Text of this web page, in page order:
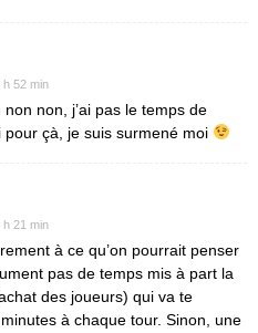
h 52 min
non, j’ai pas le temps de
pour çà, je suis surmené moi
h 21 min
à ce qu’on pourrait penser
pas de temps mis à part la
des joueurs) qui va te
à chaque tour. Sinon, une